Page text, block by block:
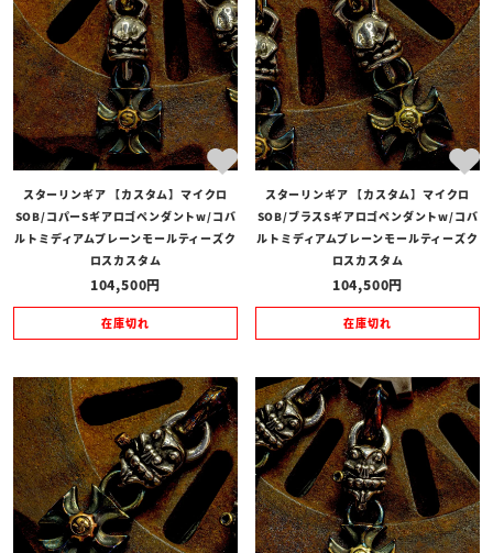
スターリンギア 【カスタム】マイクロ
SOB/コパーSギアロゴペンダントw/コバ
ルトミディアムプレーンモールティーズク
ロスカスタム
104,500
在庫切れ
スターリンギア 【カスタム】マイクロ
SOB/ブラスSギアロゴペンダントw/コバ
ルトミディアムプレーンモールティーズク
ロスカスタム
104,500
在庫切れ